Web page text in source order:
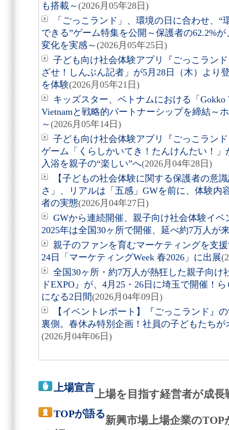
も搭載～ (2026月05年28日)
「ごっこランド」、環境の日に合わせ、
できる”ゲーム特集を公開～保護者の62.2%
変化を実感～ (2026月05年25日)
子ども向け社会体験アプリ『ごっこラン
ざせ！しんぶん記者」が5月28日（木）より
を体験(2026月05年21日)
キッズスター、ベトナムにおける「
Vietnamと戦略的パートナーシップを締結～
～ (2026月05年14日)
子ども向け社会体験アプリ『ごっこラン
ゲーム「くらしかいてき！たんけんたい！
入浴を親子の“楽しい”へ(2026月04年28日)
【子どもの社会体験に関する保護者の意
さ」、リアルは「五感」GWを前に、体験内
者の実態(2026月04年27日)
GWから連続開催、親子向け社会体験イベ
2025年は全国30ヶ所で開催、延べ約7万人が
親子のファンを育むマーケティングを支
24日「マーケティングWeek 春2026」に出展
全国30ヶ所・約7万人が熱狂した親子向け
ドEXPO』が、4月25・26日に埼玉で開催！
になる2日間(2026月04年09日)
【イベントレポート】『ごっこランド』
裏側。春休み特別企画！社員の子どもたち
(2026月04年06日)
上場宣言
上場を目指す経営者が成
TOPが語る
新興市場上場企業の